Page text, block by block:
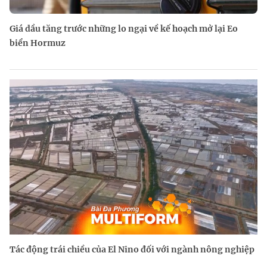
Giá dầu tăng trước những lo ngại về kế hoạch mở lại Eo
biển Hormuz
Tác động trái chiều của El Nino đối với ngành nông nghiệp